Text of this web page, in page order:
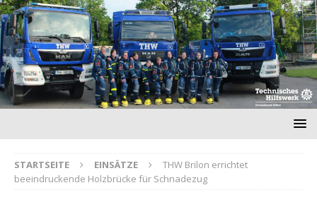
STARTSEITE EINSÄTZE
THW Brilon errichtet
beeindruckende Holzbrücke für Schnadezug